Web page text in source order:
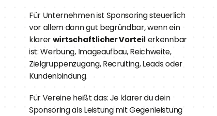
Für Unternehmen ist Sponsoring steuerlich
vor allem dann gut begründbar, wenn ein
klarer wirtschaftlicher Vorteil erkennbar
ist: Werbung, Imageaufbau, Reichweite,
Zielgruppenzugang, Recruiting, Leads oder
Kundenbindung.
Für Vereine heißt das: Je klarer du dein
Sponsoring als Leistung mit Gegenleistung